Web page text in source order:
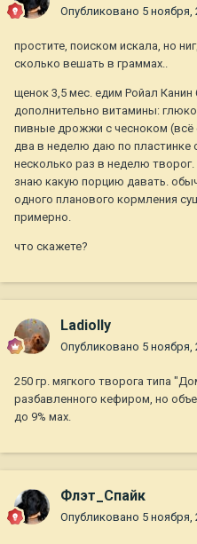
Опубликовано 5 ноября,
простите, поиском искала, но
сколько вешать в граммах..
щенок 3,5 мес. едим Ройал
дополнительно витамины:
пивные дрожжи с чесноком
два в неделю даю по пластинке
несколько раз в неделю
знаю какую порцию давать.
одного планового кормления
примерно.
что скажете?
Ladiolly
Опубликовано 5 ноября,
250 гр. мягкого творога типа
разбавленного кефиром, но
до 9% мах.
Флэт_Спайк
Опубликовано 5 ноября,